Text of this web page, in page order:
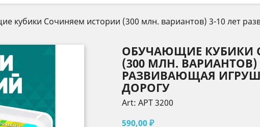
кубики Сочиняем истории (300 млн. вариантов) 3-10 лет
ОБУЧАЮЩИЕ КУБИКИ
(300 МЛН. ВАРИАНТОВ)
РАЗВИВАЮЩАЯ
ДОРОГУ
Art: АРТ 3200
590,00 ₽